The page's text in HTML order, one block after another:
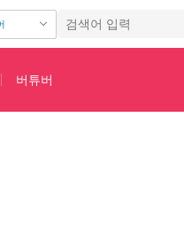
버튜버
모토 노부유키 작가의 이색 콜라보